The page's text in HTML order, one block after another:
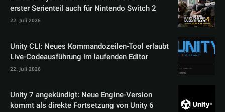
erster Serienteil auch für Nintendo Switch 2
22. Juli 2026
Unity CLI: Neues Kommandozeilen-Tool erlaubt
Live-Codeausführung im laufenden Editor
22. Juli 2026
Unity 7 angekündigt: Neue Engine-Version
kommt als direkte Fortsetzung von Unity 6